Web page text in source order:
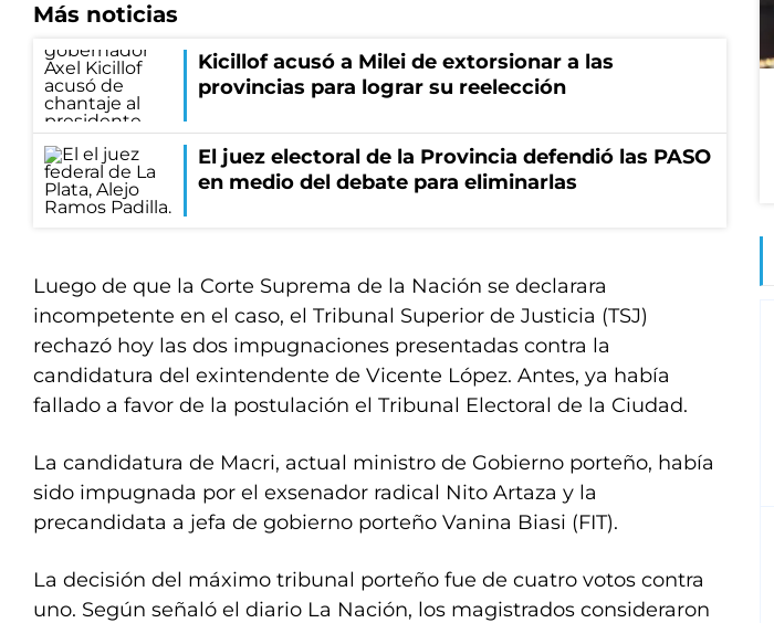
Más noticias
Kicillof acusó a Milei de extorsionar a las
provincias para lograr su reelección
El juez electoral de la Provincia defendió las PASO
en medio del debate para eliminarlas
Luego de que la Corte Suprema de la Nación se declarara
incompetente en el caso, el Tribunal Superior de Justicia (TSJ)
rechazó hoy las dos impugnaciones presentadas contra la
candidatura del exintendente de Vicente López. Antes, ya había
fallado a favor de la postulación el Tribunal Electoral de la Ciudad.
La candidatura de Macri, actual ministro de Gobierno porteño, había
sido impugnada por el exsenador radical Nito Artaza y la
precandidata a jefa de gobierno porteño Vanina Biasi (FIT).
La decisión del máximo tribunal porteño fue de cuatro votos contra
uno. Según señaló el diario La Nación, los magistrados consideraron